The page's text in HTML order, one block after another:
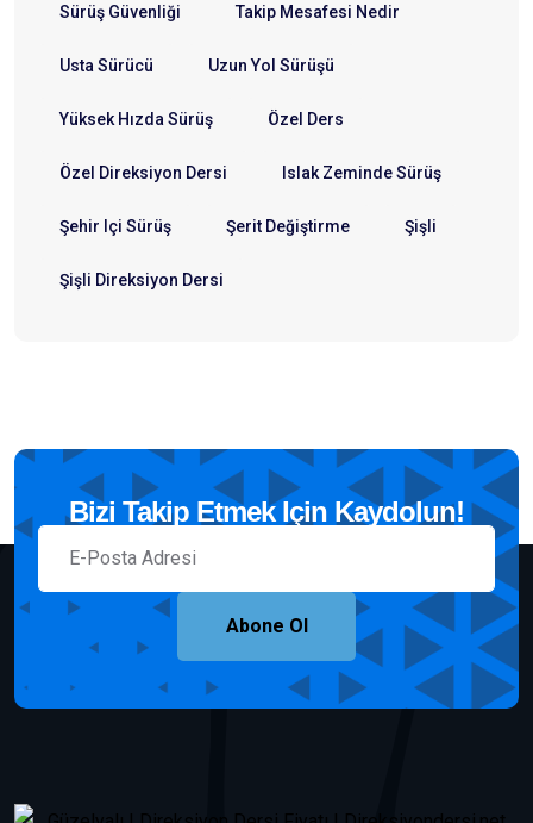
Sürüş Güvenliği Takip Mesafesi Nedir
Usta Sürücü Uzun Yol Sürüşü
Yüksek Hızda Sürüş Özel Ders
Özel Direksiyon Dersi Islak Zeminde Sürüş
Şehir Içi Sürüş Şerit Değiştirme Şişli
Şişli Direksiyon Dersi
Bizi Takip Etmek Için Kaydolun!
Abone Ol